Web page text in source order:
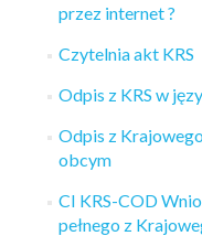
przez internet ?
Czytelnia akt KRS
Odpis z KRS w
Odpis z
obcym
CI KRS-COD
pełnego z